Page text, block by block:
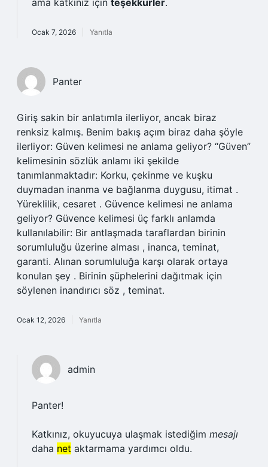
ama katkınız için teşekkürler.
Ocak 7, 2026 Yanıtla
Panter
Giriş sakin bir anlatımla ilerliyor, ancak biraz
renksiz kalmış. Benim bakış açım biraz daha şöyle
ilerliyor: Güven kelimesi ne anlama geliyor? “Güven”
kelimesinin sözlük anlamı iki şekilde
tanımlanmaktadır: Korku, çekinme ve kuşku
duymadan inanma ve bağlanma duygusu, itimat .
Yüreklilik, cesaret . Güvence kelimesi ne anlama
geliyor? Güvence kelimesi üç farklı anlamda
kullanılabilir: Bir antlaşmada taraflardan birinin
sorumluluğu üzerine alması , inanca, teminat,
garanti. Alınan sorumluluğa karşı olarak ortaya
konulan şey . Birinin şüphelerini dağıtmak için
söylenen inandırıcı söz , teminat.
Ocak 12, 2026 Yanıtla
admin
Panter!
Katkınız, okuyucuya ulaşmak istediğim mesajı
daha net aktarmama yardımcı oldu.